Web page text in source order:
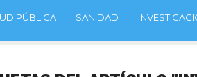
PÚBLICA SANIDAD